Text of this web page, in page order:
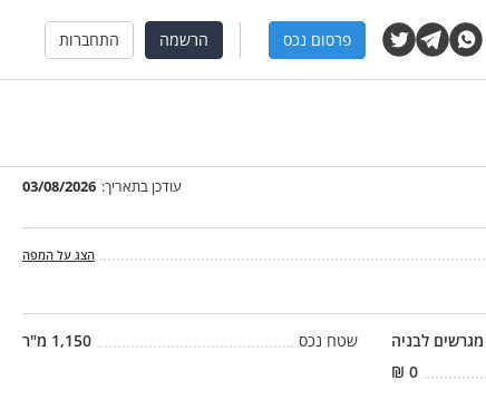
פרסום נכס הרשמה התחברות
עודכן בתאריך: 03/08/2026
הצג על המפה
מגרשים לבניה שטח נכס 1,150 מ"ר
0
₪